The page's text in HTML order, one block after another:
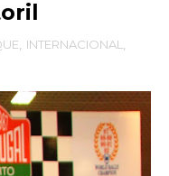
INTERNACIONAL